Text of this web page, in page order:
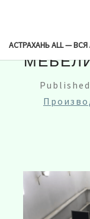
АСТРАХАНЬ ALL —
О
Published